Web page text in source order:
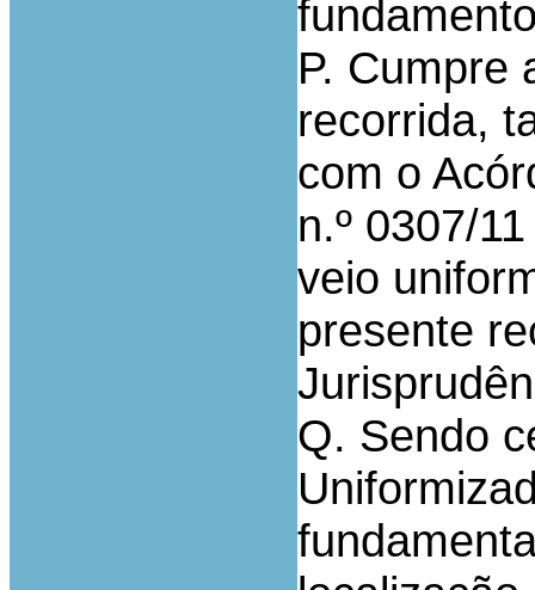
P. Cumpre
recorrida,
com o
n.º 0307/
veio
presente
Q. Sendo